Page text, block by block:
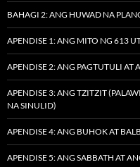
BAHAGI 2: ANG HUWAD NA
APENDISE 1: ANG MITO NG 613
APENDISE 2: ANG PAGTUTULI AT
APENDISE 3: ANG TZITZIT
NA SINULID)
APENDISE 4: ANG BUHOK AT
APENDISE 5: ANG SABBATH AT